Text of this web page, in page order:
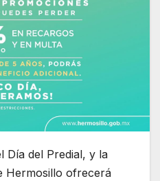
Día del Predial, y la
Hermosillo ofrecerá